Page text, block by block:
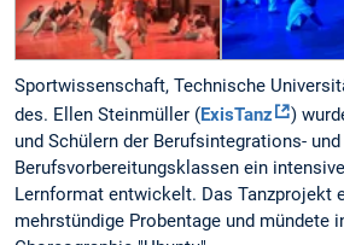
Sportwissenschaft, Technische
des. Ellen Steinmüller (ExisTanz
)
und Schülern der Berufsintegrations- und
Berufsvorbereitungsklassen ein
Lernformat entwickelt. Das Tanzprojekt
mehrstündige Probentage und mündete